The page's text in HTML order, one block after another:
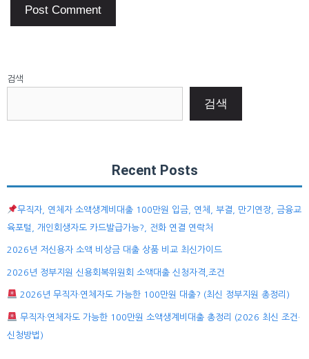
검색
검색
Recent Posts
무직자, 연체자 소액생계비대출 100만원 입금, 연체, 부결, 만기연장, 금융교
육포털, 개인회생자도 카드발급가능?, 전화 연결 연락처
2026년 저신용자 소액 비상금 대출 상품 비교 최신가이드
2026년 정부지원 신용회복위원회 소액대출 신청자격,조건
2026년 무직자·연체자도 가능한 100만원 대출? (최신 정부지원 총정리)
무직자·연체자도 가능한 100만원 소액생계비대출 총정리 (2026 최신 조건·
신청방법)